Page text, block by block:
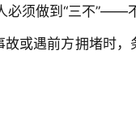
须做到“三不”——
故或遇前方拥堵时